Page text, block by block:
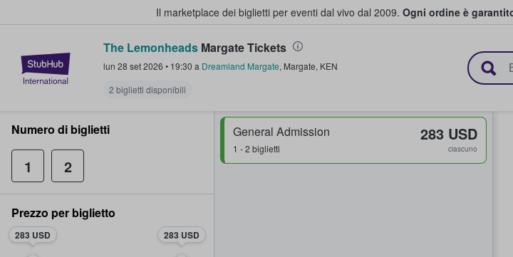
Il marketplace dei biglietti per eventi dal vivo dal 2009. Ogni ordine è
StubHub - Dove i fan comprano e vendono biglietti
The Lemonheads Margate Tickets
lun 28 set 2026 • 19:30 a Dreamland Margate, Margate, KEN
2 biglietti disponibili
General Admission
1 - 2 biglietti
283 USD
ciascuno
Numero di biglietti
1 2
Prezzo per biglietto
283 USD 283 USD